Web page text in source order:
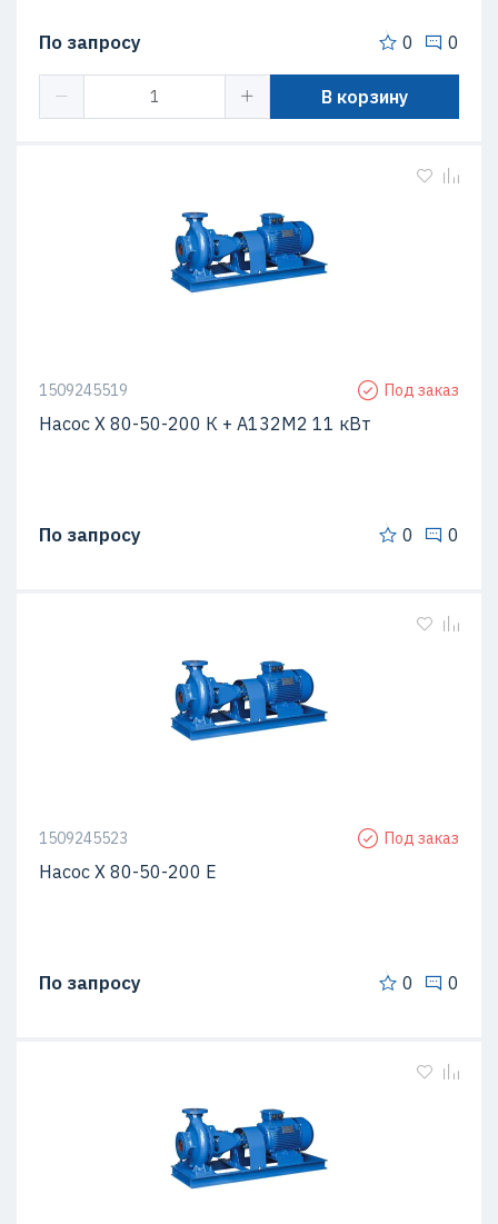
По запросу 0 0
В корзину
1509245519 Под заказ
Насос Х 80-50-200 К + А132М2 11 кВт
По запросу 0 0
1509245523 Под заказ
Насос Х 80-50-200 Е
По запросу 0 0